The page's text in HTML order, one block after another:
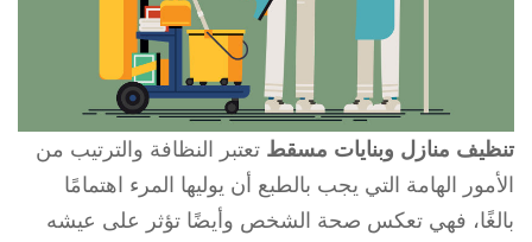
تنظيف منازل وبنايات مسقط تعتبر النظافة والترتيب من
الأمور الهامة التي يجب بالطبع أن يوليها المرء اهتمامًا
بالغًا، فهي تعكس صحة الشخص وأيضًا تؤثر على عيشه